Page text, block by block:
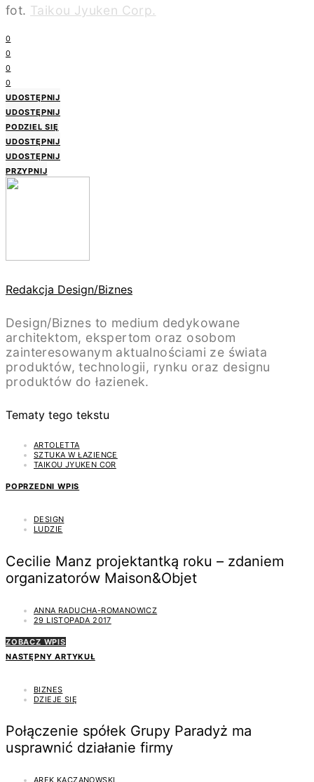
fot. Taikou Jyuken Corp.
0
0
0
0
UDOSTĘPNIJ
UDOSTĘPNIJ
PODZIEL SIĘ
UDOSTĘPNIJ
UDOSTĘPNIJ
PRZYPNIJ
Redakcja Design/Biznes
Design/Biznes to medium dedykowane
architektom, ekspertom oraz osobom
zainteresowanym aktualnościami ze świata
produktów, technologii, rynku oraz designu
produktów do łazienek.
Tematy tego tekstu
ARTOLETTA
SZTUKA W ŁAZIENCE
TAIKOU JYUKEN COR
POPRZEDNI WPIS
DESIGN
LUDZIE
Cecilie Manz projektantką roku – zdaniem
organizatorów Maison&Objet
ANNA RADUCHA-ROMANOWICZ
29 LISTOPADA 2017
ZOBACZ WPIS
NASTĘPNY ARTYKUŁ
BIZNES
DZIEJE SIĘ
Połączenie spółek Grupy Paradyż ma
usprawnić działanie firmy
AREK KACZANOWSKI